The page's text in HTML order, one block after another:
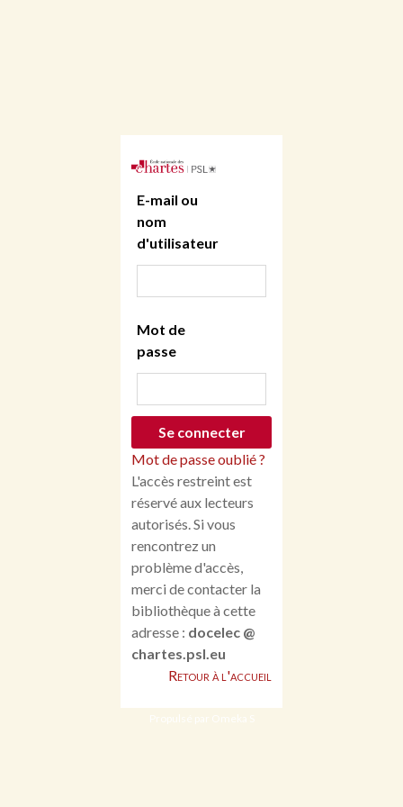
E-mail ou
nom
d'utilisateur
Mot de
passe
Mot de passe oublié ?
L'accès restreint est
réservé aux lecteurs
autorisés. Si vous
rencontrez un
problème d'accès,
merci de contacter la
bibliothèque à cette
adresse : docelec @
chartes.psl.eu
Retour à l'accueil
Propulsé par Omeka S